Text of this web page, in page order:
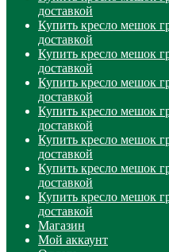
доставкой
Купить кресло мешок
доставкой
Купить кресло мешок
доставкой
Купить кресло мешок
доставкой
Купить кресло мешок
доставкой
Купить кресло мешок
доставкой
Купить кресло мешок
доставкой
Купить кресло мешок
доставкой
Магазин
Мой аккаунт